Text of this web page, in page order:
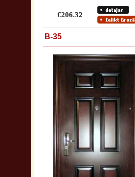
€206.32
B-35